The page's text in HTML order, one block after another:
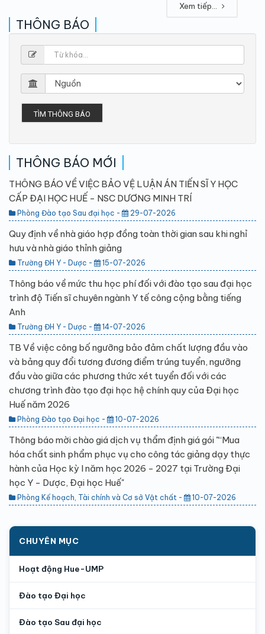
Xem tiếp...
THÔNG BÁO
TÌM THÔNG BÁO
THÔNG BÁO MỚI
THÔNG BÁO VỀ VIỆC BẢO VỆ LUẬN ÁN TIẾN SĨ Y HỌC
CẤP ĐẠI HỌC HUẾ - NSC DƯƠNG MINH TRÍ
Phòng Đào tạo Sau đại học - 29-07-2026
Quy định về nhà giáo hợp đồng toàn thời gian sau khi nghỉ
hưu và nhà giáo thỉnh giảng
Trường ĐH Y - Dược - 15-07-2026
Thông báo về mức thu học phí đối với đào tạo sau đại học
trình độ Tiến sĩ chuyên ngành Y tế công cộng bằng tiếng
Anh
Trường ĐH Y - Dược - 14-07-2026
TB Về việc công bố ngưỡng bảo đảm chất lượng đầu vào
và bảng quy đổi tương đương điểm trúng tuyển, ngưỡng
đầu vào giữa các phương thức xét tuyển đối với các
chương trình đào tạo đại học hệ chính quy của Đại học
Huế năm 2026
Phòng Đào tạo Đại học - 10-07-2026
Thông báo mời chào giá dịch vụ thẩm định giá gói "“Mua
hóa chất sinh phẩm phục vụ cho công tác giảng dạy thực
hành của Học kỳ I năm học 2026 - 2027 tại Trường Đại
học Y - Dược, Đại học Huế"
Phòng Kế hoạch, Tài chính và Cơ sở Vật chất - 10-07-2026
CHUYÊN MỤC
Hoạt động Hue-UMP
Đào tạo Đại học
Đào tạo Sau đại học